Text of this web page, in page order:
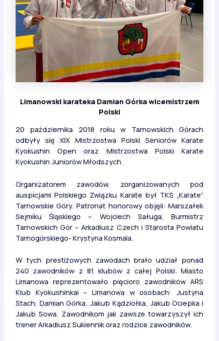
Limanowski karateka Damian Górka wicemistrzem
Polski
20 października 2018 roku w Tarnowskich Górach
odbyły się XIX Mistrzostwa Polski Seniorów Karate
Kyokushin Open oraz Mistrzostwa Polski Karate
Kyokushin Juniorów Młodszych.
Organizatorem zawodów, zorganizowanych pod
auspicjami Polskiego Związku Karate był TKS „Karate”
Tarnowskie Góry. Patronat honorowy objęli: Marszałek
Sejmiku Śląskiego – Wojciech Saługa, Burmistrz
Tarnowskich Gór – Arkadiusz Czech i Starosta Powiatu
Tarnogórskiego- Krystyna Kosmala.
W tych prestiżowych zawodach brało udział ponad
240 zawodników z 81 klubów z całej Polski. Miasto
Limanowa reprezentowało pięcioro zawodników ARS
Klub Kyokushinkai – Limanowa w osobach: Justyna
Stach, Damian Górka, Jakub Kądziołka, Jakub Ociepka i
Jakub Sowa. Zawodnikom jak zawsze towarzyszył ich
trener Arkadiusz Sukiennik oraz rodzice zawodników.